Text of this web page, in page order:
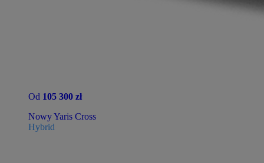
Od 105 300 zł
Nowy Yaris Cross
Hybrid